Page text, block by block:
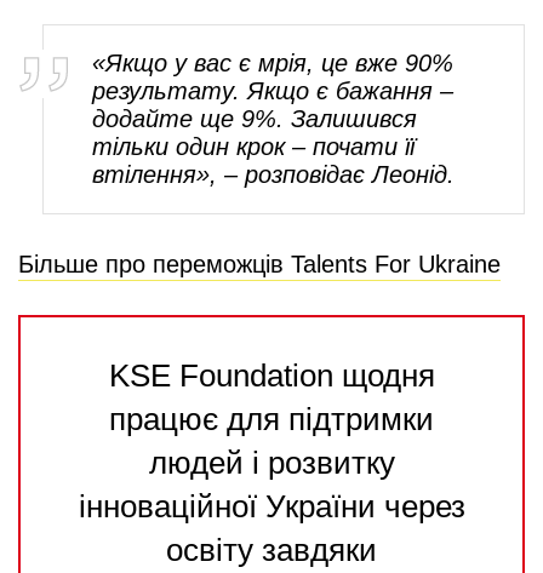
«Якщо у вас є мрія, це вже 90%
результату. Якщо є бажання –
додайте ще 9%. Залишився
тільки один крок – почати її
втілення», – розповідає Леонід.
Більше про переможців Talents For Ukraine
KSE Foundation щодня
працює для підтримки
людей і розвитку
інноваційної України через
освіту завдяки